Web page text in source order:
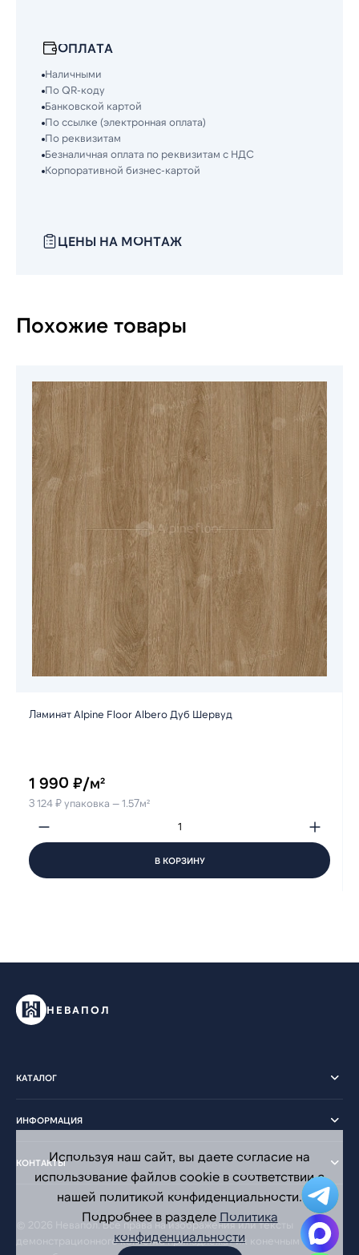
ОПЛАТА
Наличными
По QR-коду
Банковской картой
По ссылке (электронная оплата)
По реквизитам
Безналичная оплата по реквизитам с НДС
Корпоративной бизнес-картой
ЦЕНЫ НА МОНТАЖ
Похожие товары
Ламинат Alpine Floor Albero Дуб Шервуд
1 990 ₽/м²
3 124 ₽ упаковка — 1.57м²
В КОРЗИНУ
НЕВАПОЛ
КАТАЛОГ
ИНФОРМАЦИЯ
КОНТАКТЫ
© 2026 Невапол. Все права на изображения или тексты
демонстрационного контента принадлежат их конечным
Используя наш сайт, вы даете согласие на
использование файлов cookie в соответствии с
нашей политикой конфиденциальности.
Подробнее в разделе Политика
конфиденциальности